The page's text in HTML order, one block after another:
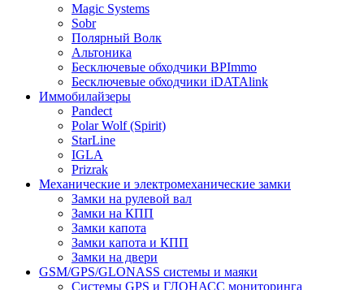
Magic Systems
Sobr
Полярный Волк
Альтоника
Бесключевые обходчики BPImmo
Бесключевые обходчики iDATAlink
Иммобилайзеры
Pandect
Polar Wolf (Spirit)
StarLine
IGLA
Prizrak
Механические и электромеханические замки
Замки на рулевой вал
Замки на КПП
Замки капота
Замки капота и КПП
Замки на двери
GSM/GPS/GLONASS системы и маяки
Системы GPS и ГЛОНАСС мониторинга